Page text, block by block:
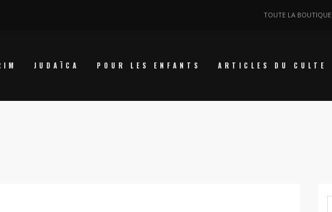
TOUTE LA BOUTIQUE
JUDAÏCA POUR LES ENFANTS ARTICLES DU CULTE